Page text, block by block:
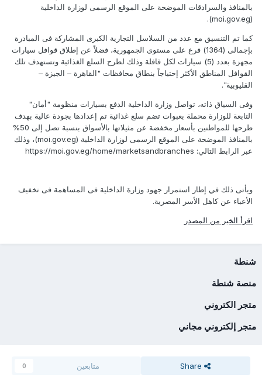
بالمنافذ والسرادقات الموضحة على الموقع الرسمى لوزارة الداخلية
كما تم التنسيق مع عدد من السلاسل التجارية الكبرى المشاركة فى المبادرة
بإجمالى (1364) فرع على مستوى الجمهورية، فضلاً عن إطلاق قوافل سيارات
مجهزة بعدد (5) سيارات لكل قافلة وذلك لطرح السلع الغذائية وتستهدف تلك
القوافل المناطق الأكثر إحتياجاً بنطاق محافظات "القاهرة – الجيزة –
القليوبية".
وفى السياق ذاته، تواصل وزارة الداخلية الدفع بسيارات منظومة "أمان"
التابعة للوزارة محملة بعبوات تضم سلع غذائية تم إعدادها بجودة عالية بهدف
طرحها للمواطنين بأسعار مخفضة عن مثيلاتها بالأسواق بنسبة تصل إلى 50%
بالمنافذ الموضحة على الموقع الرسمى لوزارة الداخلية (moi.gov.eg)، وذلك
عبر الرابط التالي: https://moi.gov.eg/home/marketsandbranches
ويأتى ذلك في إطار استمرار جهود وزارة الداخلية فى المساهمة فى تخفيف
الأعباء عن كاهل الأسر المصرية.
اقرأ الخبر من المصدر
شنطة
منصة شنطة
متجر الكتروني
متجر إلكتروني مجاني
Share متابعين 0